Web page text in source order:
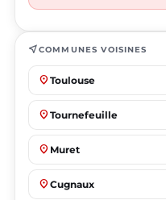
near_meCOMMUNES VOISINES
place Toulouse
place Tournefeuille
place Muret
place Cugnaux